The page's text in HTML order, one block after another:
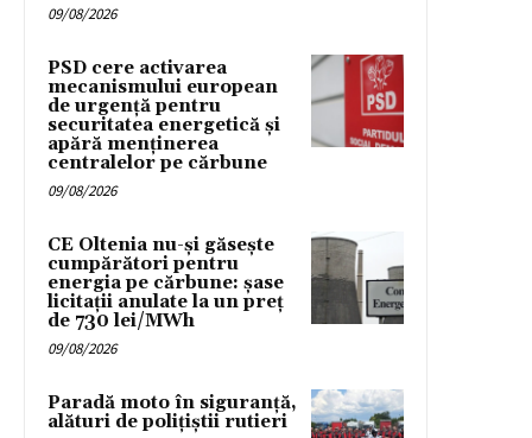
09/08/2026
PSD cere activarea
mecanismului european
de urgență pentru
securitatea energetică și
apără menținerea
centralelor pe cărbune
09/08/2026
CE Oltenia nu-și găsește
cumpărători pentru
energia pe cărbune: șase
licitații anulate la un preț
de 730 lei/MWh
09/08/2026
Paradă moto în siguranță,
alături de polițiștii rutieri